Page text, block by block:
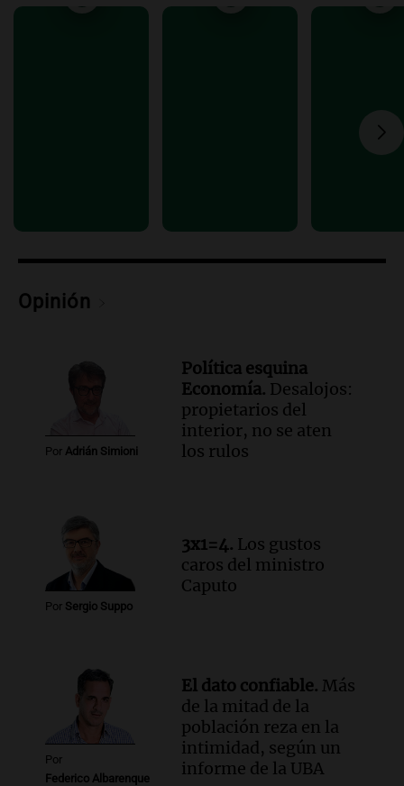
Santa Fe: se trataría de un hombre
porque el concurso “abre un espacio a la
Audio.Femicidio por fuego en el auto:
Radioinforme 3
Opinión
Por Adrián Simioni
Política esquina
Economía. Desalojos:
propietarios del
interior, no se aten
los rulos
Por Sergio Suppo
3x1=4. Los gustos
caros del ministro
Caputo
Por
Federico Albarenque
El dato confiable. Más
de la mitad de la
población reza en la
intimidad, según un
informe de la UBA